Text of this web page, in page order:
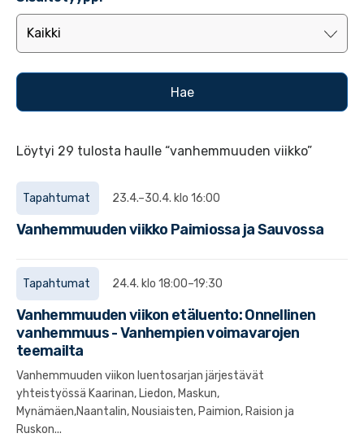
Löytyi 29 tulosta haulle “vanhemmuuden viikko”
Tapahtumat 23.4.–30.4. klo 16:00
Vanhemmuuden viikko Paimiossa ja Sauvossa
Tapahtumat 24.4. klo 18:00–19:30
Vanhemmuuden viikon etäluento: Onnellinen
vanhemmuus - Vanhempien voimavarojen
teemailta
Vanhemmuuden viikon luentosarjan järjestävät
yhteistyössä Kaarinan, Liedon, Maskun,
Mynämäen,Naantalin, Nousiaisten, Paimion, Raision ja
Ruskon...